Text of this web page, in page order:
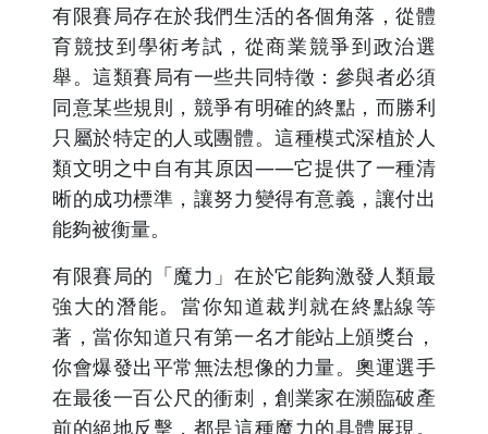
有限賽局存在於我們生活的各個角落，從體
育競技到學術考試，從商業競爭到政治選
舉。這類賽局有一些共同特徵：參與者必須
同意某些規則，競爭有明確的終點，而勝利
只屬於特定的人或團體。這種模式深植於人
類文明之中自有其原因——它提供了一種清
晰的成功標準，讓努力變得有意義，讓付出
能夠被衡量。
有限賽局的「魔力」在於它能夠激發人類最
強大的潛能。當你知道裁判就在終點線等
著，當你知道只有第一名才能站上頒獎台，
你會爆發出平常無法想像的力量。奧運選手
在最後一百公尺的衝刺，創業家在瀕臨破產
前的絕地反擊，都是這種魔力的具體展現。